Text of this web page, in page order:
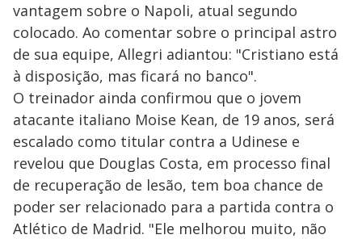
vantagem sobre o Napoli, atual segundo
colocado. Ao comentar sobre o principal astro
de sua equipe, Allegri adiantou: "Cristiano está
à disposição, mas ficará no banco".
O treinador ainda confirmou que o jovem
atacante italiano Moise Kean, de 19 anos, será
escalado como titular contra a Udinese e
revelou que Douglas Costa, em processo final
de recuperação de lesão, tem boa chance de
poder ser relacionado para a partida contra o
Atlético de Madrid. "Ele melhorou muito, não